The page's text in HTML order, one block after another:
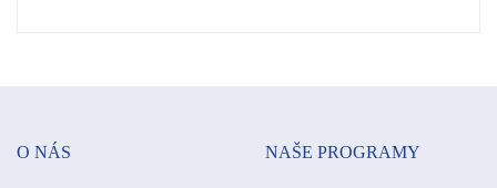
O NÁS NAŠE PROGRAMY